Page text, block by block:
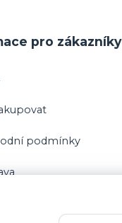
pro zákazníky
podmínky